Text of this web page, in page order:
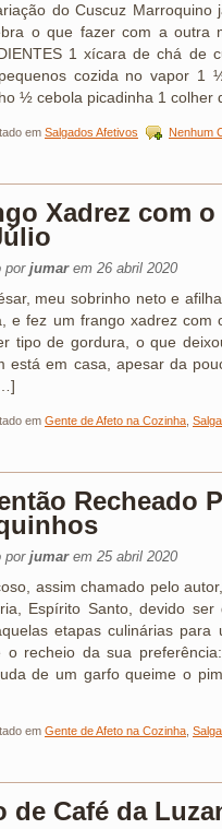
do Cuscuz Marroquino
o que fazer com a outra
1 xícara de chá de
cozida no vapor
½ cebola picadinha 1 colher
em Salgados Afetivos Nenhum
Xadrez com
porjumarem 26 abril 2020
meu sobrinho neto e
e fez um frango xadrez com
tipo de gordura, o que
está em casa, apesar da
em Gente de Afeto na Cozinha
Recheado
porjumarem 25 abril 2020
assim chamado pelo
Espírito Santo, devido
etapas culinárias
o recheio da sua
de um garfo queime o
em Gente de Afeto na Cozinha
de Café da